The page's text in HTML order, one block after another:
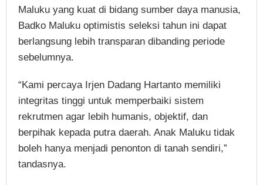
Maluku yang kuat di bidang sumber daya manusia,
Badko Maluku optimistis seleksi tahun ini dapat
berlangsung lebih transparan dibanding periode
sebelumnya.
“Kami percaya Irjen Dadang Hartanto memiliki
integritas tinggi untuk memperbaiki sistem
rekrutmen agar lebih humanis, objektif, dan
berpihak kepada putra daerah. Anak Maluku tidak
boleh hanya menjadi penonton di tanah sendiri,”
tandasnya.